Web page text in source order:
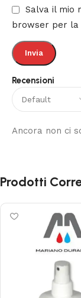
Recensioni
Ancora non ci
Salva il mio
browser per la
Prodotti